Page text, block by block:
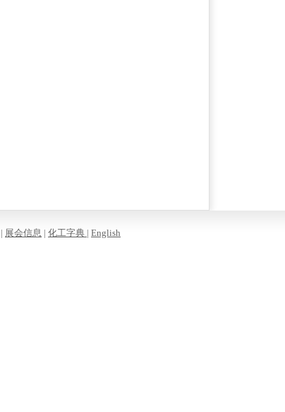
| 展会信息 | 化工字典 | English